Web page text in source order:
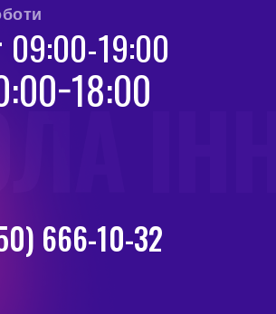
666-10-32
09:00-19:00